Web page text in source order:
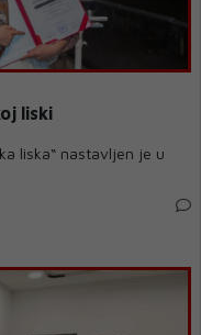
liski
liska“ nastavljen je u